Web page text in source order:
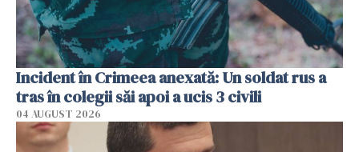
Incident în Crimeea anexată: Un soldat rus a
tras în colegii săi apoi a ucis 3 civili
04 AUGUST 2026